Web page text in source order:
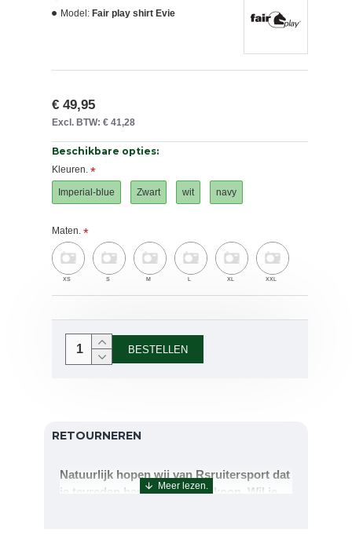
Model: Fair play shirt Evie
€ 49,95
Excl. BTW: € 41,28
Beschikbare opties:
Kleuren.
Imperial-blue Zwart wit navy
Maten.
XS S M L XL XXL
BESTELLEN
RETOURNEREN
Natuurlijk hopen wij van Rsruitersport dat
je tevreden bent met uw aankoop. Wil je